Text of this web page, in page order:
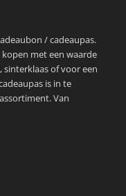
/ cadeaupas.
met een waarde
sinterklaas of voor een
is in te
Van